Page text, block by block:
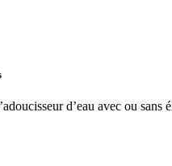
d’eau avec ou sans